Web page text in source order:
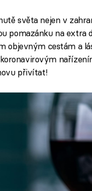
světa nejen v
pomazánku na extra
objevným cestám a
přivítat!